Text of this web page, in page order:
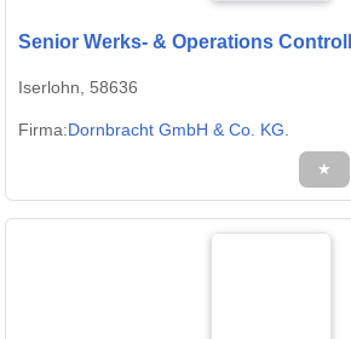
Senior Werks- & Operations
Iserlohn, 58636
Firma:Dornbracht GmbH & Co. KG.
★